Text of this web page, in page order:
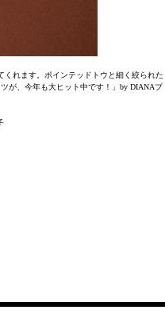
くれます。ポインテッドトウと細く絞られた
が、今年も大ヒット中です！」by DIANAプ